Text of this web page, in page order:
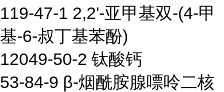
119-47-1 2,2'-亚甲基双-(4-甲
基-6-叔丁基苯酚)
12049-50-2 钛酸钙
53-84-9 β-烟酰胺腺嘌呤二核